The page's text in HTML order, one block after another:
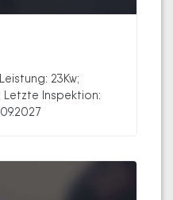
23Kw;
Letzte Inspektion: